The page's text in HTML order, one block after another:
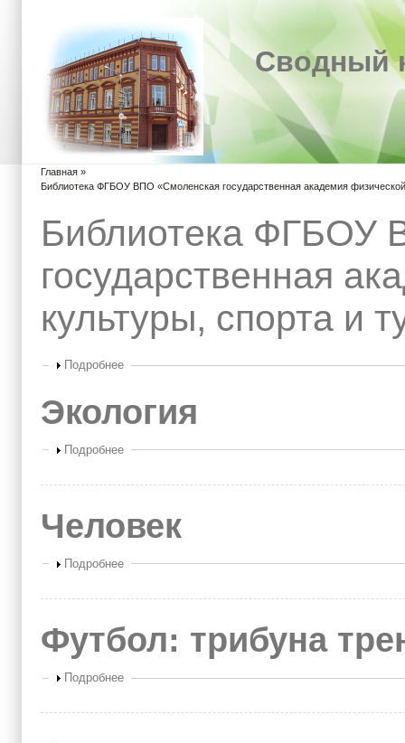
Сводный
Вы здесь
Главная »
Библиотека ФГБОУ ВПО «Смоленская государственная академия
Библиотека ФГБОУ
государственная
культуры, спорта и
Показать
Подробнее
Экология
Показать
Подробнее
Человек
Показать
Подробнее
Футбол: трибуна
Показать
Подробнее